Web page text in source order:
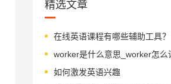
精选文章
在线英语课程有哪些辅助工具？
如何激发英语兴趣